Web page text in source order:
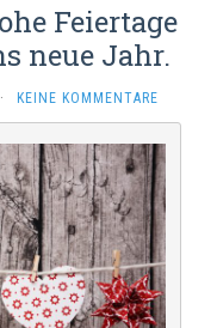
Feiertage
neue Jahr.
· KEINE KOMMENTARE